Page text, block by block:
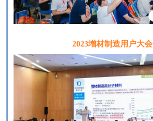
2023增材制造用户大会